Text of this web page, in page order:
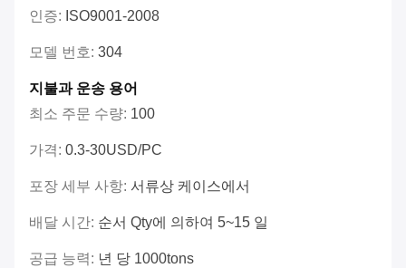
인증: ISO9001-2008
모델 번호: 304
지불과 운송 용어
최소 주문 수량: 100
가격: 0.3-30USD/PC
포장 세부 사항: 서류상 케이스에서
배달 시간: 순서 Qty에 의하여 5~15 일
공급 능력: 년 당 1000tons